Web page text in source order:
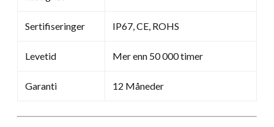
Sertifiseringer IP67, CE, ROHS
Levetid Mer enn 50 000 timer
Garanti 12 Måneder